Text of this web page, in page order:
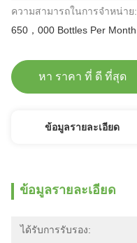
ความสามารถในการจําหน่าย:
650，000 Bottles Per Month
หา ราคา ที่ ดี ที่สุด
ข้อมูลรายละเอียด
ข้อมูลรายละเอียด
ได้รับการรับรอง: